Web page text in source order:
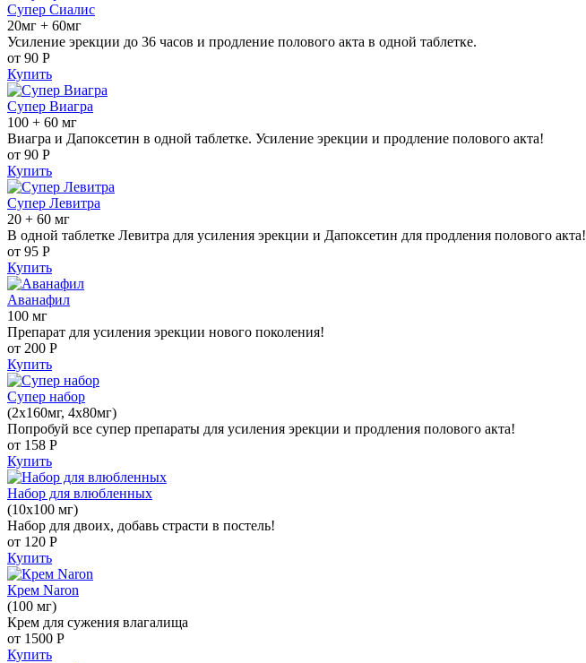
Супер Сиалис
20мг + 60мг
Усиление эрекции до 36 часов и продление полового акта в одной таблетке.
от 90 Р
Купить
Супер Виагра
100 + 60 мг
Виагра и Дапоксетин в одной таблетке. Усиление эрекции и продление полового акта!
от 90 Р
Купить
Супер Левитра
20 + 60 мг
В одной таблетке Левитра для усиления эрекции и Дапоксетин для продления полового акта!
от 95 Р
Купить
Аванафил
100 мг
Препарат для усиления эрекции нового поколения!
от 200 Р
Купить
Супер набор
(2х160мг, 4х80мг)
Попробуй все супер препараты для усиления эрекции и продления полового акта!
от 158 Р
Купить
Набор для влюбленных
(10х100 мг)
Набор для двоих, добавь страсти в постель!
от 120 Р
Купить
Крем Naron
(100 мг)
Крем для сужения влагалища
от 1500 Р
Купить